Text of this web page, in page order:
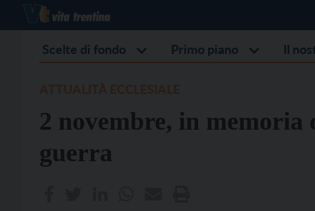
Scelte di fondo Primo piano Il
2 novembre, in
guerra